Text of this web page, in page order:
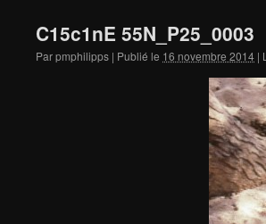
content
C15c1nE 55N_P25_0003
Parpmphilipps | Publié le 16 novembre 2014 |